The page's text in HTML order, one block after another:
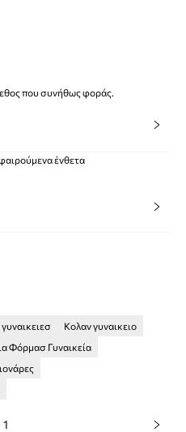
που συνήθως φοράς.
ένθετα
Κολαν γυναικειο
Φόρμασ Γυναικεία
1